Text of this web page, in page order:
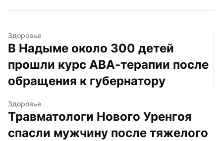
Здоровье
В Надыме около 300 детей
прошли курс АВА-терапии после
обращения к губернатору
Здоровье
Травматологи Нового Уренгоя
спасли мужчину после тяжелого